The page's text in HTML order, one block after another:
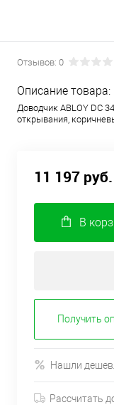
Отзывов: 0
Описание товара:
Доводчик ABLOY DC
открывания,
11 197 руб.
В
Получить
Нашли
Рассчитать